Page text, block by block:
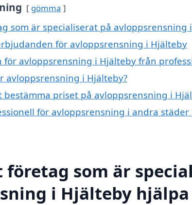
gömma
som är specialiserat på avloppsrensning
för avloppsrensning i Hjälteby
för avloppsrensning i Hjälteby från
avloppsrensning i Hjälteby?
priset på avloppsrensning i
för avloppsrensning i andra
företag som är
i Hjälteby